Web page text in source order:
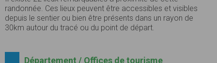
randonnée. Ces lieux peuvent être accessibles et visibles
depuis le sentier ou bien être présents dans un rayon de
30km autour du tracé ou du point de départ.
Département / Offices de tourisme